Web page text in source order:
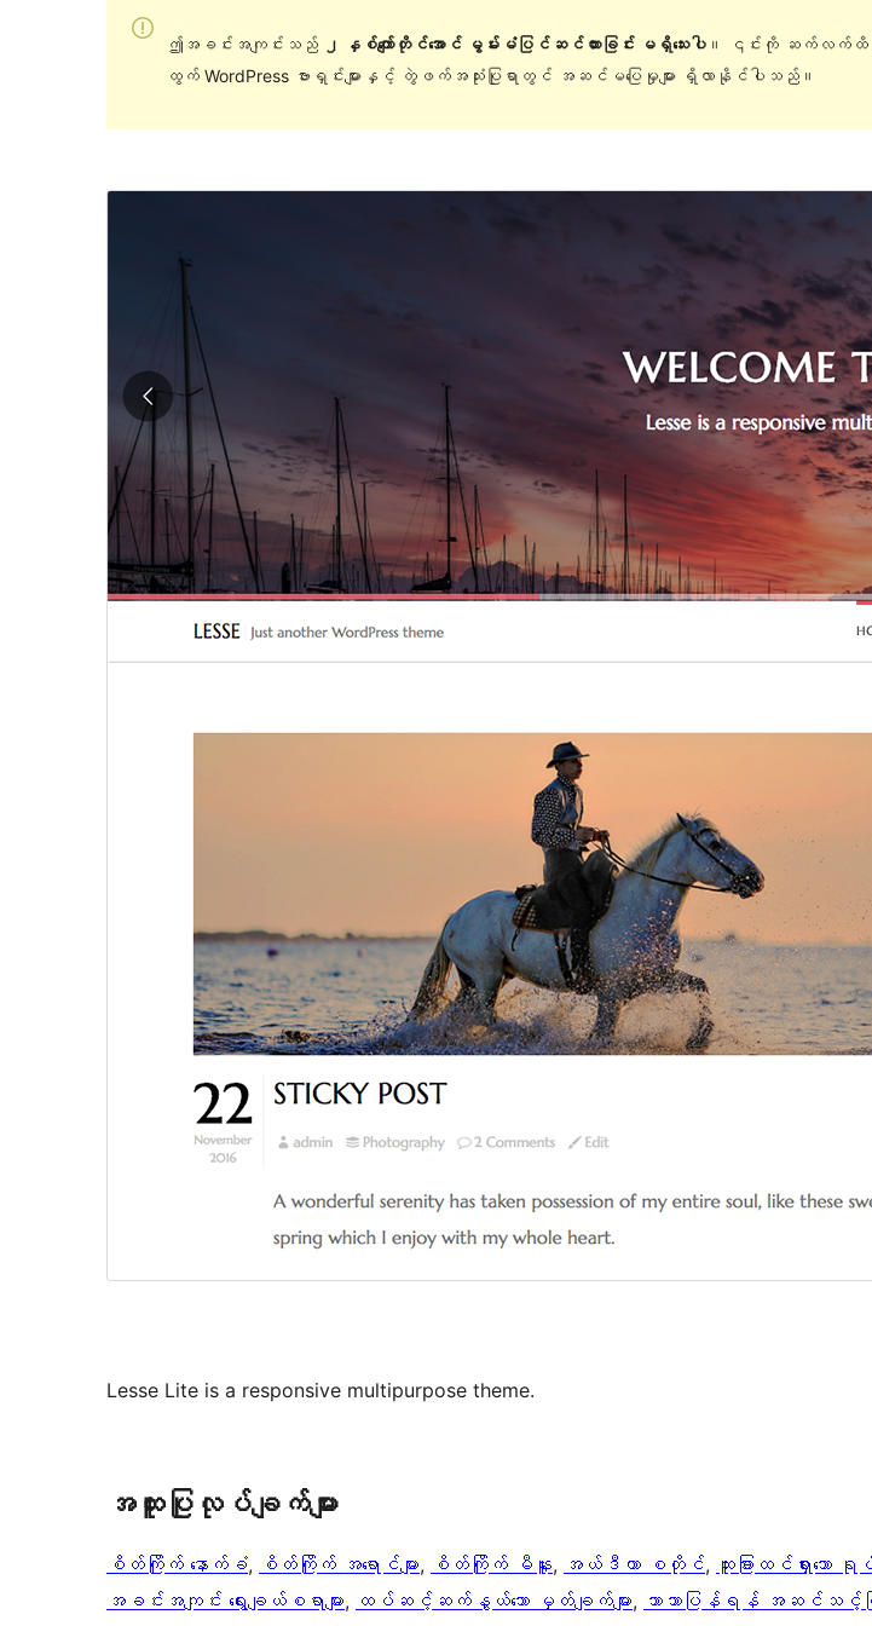
ဤအခင်းအကျင်းသည် ၂ နှစ်ကျော်တိုင်အောင် မွမ်းမံပြင်ဆင်ထားခြင်း မရှိသေးပါ။ ၎င်းကို ဆက်လက်ထိန်
ထွက် WordPress ဗားရှင်းများနှင့် တွဲဖက်အသုံးပြုရာတွင် အဆင်မပြေမှုများ ရှိလာနိုင်ပါသည်။
Lesse Lite is a responsive multipurpose theme.
အ​ထူး​ပြု​လုပ်​ချက်​များ
စိတ်ကြိုက် နောက်ခံ, စိတ်ကြိုက် အရောင်များ, စိတ်ကြိုက် မီနူး, အယ်ဒီတာ စတိုင်, ထူးခြားထင်ရှားသော ရု
အခင်းအကျင်း ရွေးချယ်စရာများ, ထပ်ဆင့်ဆက်နွယ်သော မှတ်ချက်များ, ဘာသာပြန်ရန် အဆင်သင့်